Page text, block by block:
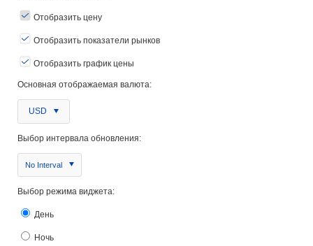
Отобразить цену
Отобразить показатели рынков
Отобразить график цены
Основная отображаемая валюта:
USD
Выбор интервала обновления:
No Interval
Выбор режима виджета:
День
Ночь